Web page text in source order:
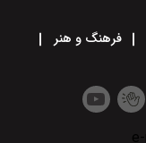
فرهنگ و هنر